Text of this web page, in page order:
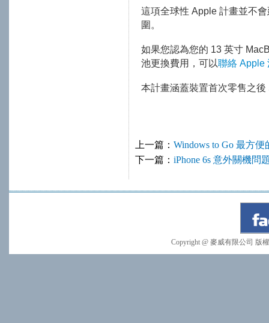
這項全球性 Apple 計畫並不
圍。
如果您認為您的 13 英寸
池更換費用，可以聯絡 Apple
本計畫涵蓋裝置首次零售之
上一篇： Windows to Go 最方便
下一篇： iPhone 6s 意外關機問
Copyright @ 麥威有限公司 版